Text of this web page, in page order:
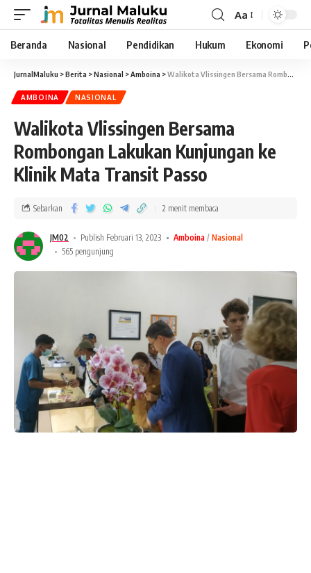
Aa
Beranda Nasional Pendidikan Hukum Ekonomi
JurnalMaluku >Berita >Nasional >Amboina >Walikota Vlissingen Bersama Rombongan Lakukan Kunjungan ke Klinik Mata Transit Passo
AMBOINA NASIONAL
Walikota Vlissingen Bersama
Rombongan Lakukan Kunjungan ke
Klinik Mata Transit Passo
JM02 Publish Februari 13, 2023 Amboina
Nasional
565 pengunjung
Sebarkan 2 menit membaca